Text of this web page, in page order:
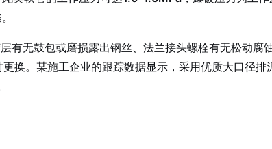
无鼓包或磨损露出钢丝、法兰接头螺栓有无松动腐
换。某施工企业的跟踪数据显示，采用优质大口径排